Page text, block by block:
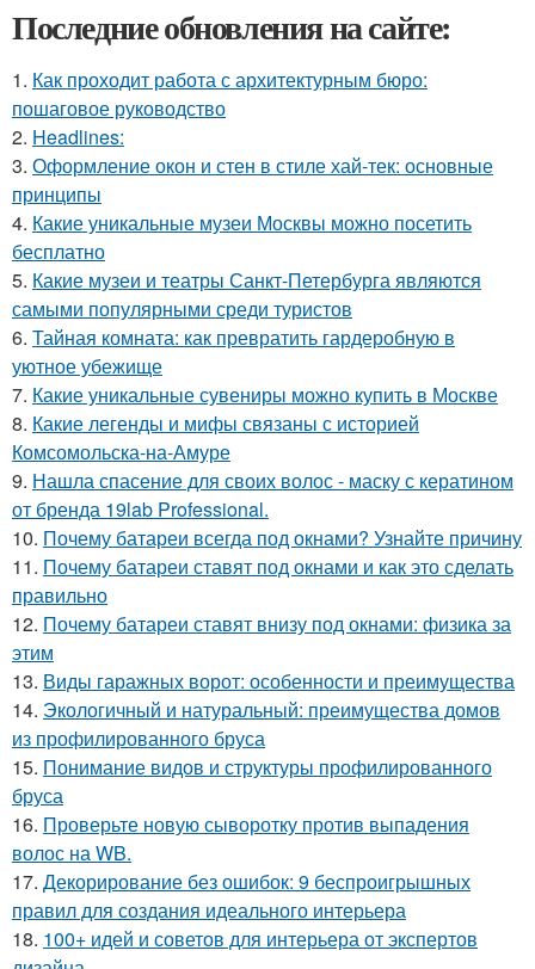
Последние обновления на сайте:
1. Как проходит работа с архитектурным бюро:
пошаговое руководство
2. Headlines:
3. Оформление окон и стен в стиле хай-тек: основные
принципы
4. Какие уникальные музеи Москвы можно посетить
бесплатно
5. Какие музеи и театры Санкт-Петербурга являются
самыми популярными среди туристов
6. Тайная комната: как превратить гардеробную в
уютное убежище
7. Какие уникальные сувениры можно купить в Москве
8. Какие легенды и мифы связаны с историей
Комсомольска-на-Амуре
9. Нашла спасение для своих волос - маску с кератином
от бренда 19lab Professional.
10. Почему батареи всегда под окнами? Узнайте причину
11. Почему батареи ставят под окнами и как это сделать
правильно
12. Почему батареи ставят внизу под окнами: физика за
этим
13. Виды гаражных ворот: особенности и преимущества
14. Экологичный и натуральный: преимущества домов
из профилированного бруса
15. Понимание видов и структуры профилированного
бруса
16. Проверьте новую сыворотку против выпадения
волос на WB.
17. Декорирование без ошибок: 9 беспроигрышных
правил для создания идеального интерьера
18. 100+ идей и советов для интерьера от экспертов